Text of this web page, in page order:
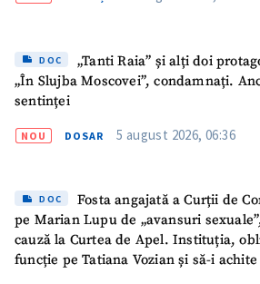
DOC
„Tanti Raia” și alți doi
„În Slujba Moscovei”, condamnați.
sentinței
NOU DOSAR 5 august 2026, 06:36
DOC
Fosta angajată a Curții de
pe Marian Lupu de „avansuri
cauză la Curtea de Apel. Instituția,
funcție pe Tatiana Vozian și să-i